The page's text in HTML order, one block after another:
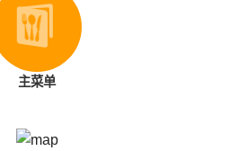
主菜单